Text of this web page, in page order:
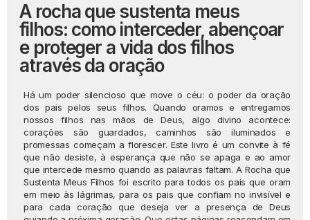
A rocha que sustenta meus
filhos: como interceder, abençoar
e proteger a vida dos filhos
através da oração
Há um poder silencioso que move o céu: o poder da oração
dos pais pelos seus filhos. Quando oramos e entregamos
nossos filhos nas mãos de Deus, algo divino acontece:
corações são guardados, caminhos são iluminados e
promessas começam a florescer. Este livro é um convite à fé
que não desiste, à esperança que não se apaga e ao amor
que intercede mesmo quando as palavras faltam. A Rocha que
Sustenta Meus Filhos foi escrito para todos os pais que oram
em meio às lágrimas, para os pais que confiam no invisível e
para cada coração que deseja ver a presença de Deus